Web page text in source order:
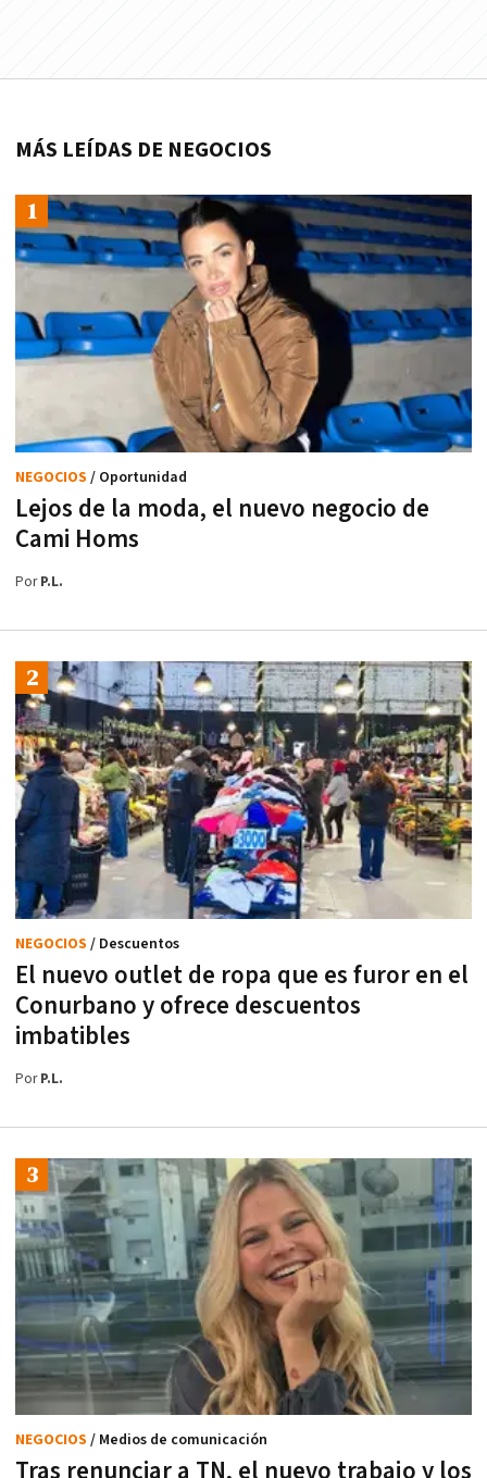
MÁS LEÍDAS DE NEGOCIOS
Lejos de la moda, el nuevo negocio de
Cami Homs
NEGOCIOS / Oportunidad
PorP.L.
El nuevo outlet de ropa que es furor en el
Conurbano y ofrece descuentos
imbatibles
NEGOCIOS / Descuentos
PorP.L.
NEGOCIOS / Medios de comunicación